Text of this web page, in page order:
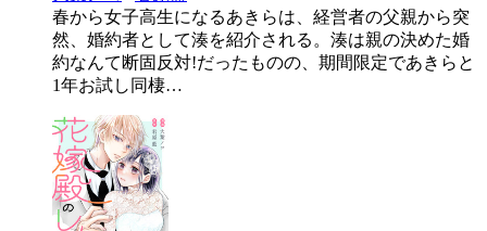
春から女子高生になるあきらは、経営者の父親から突
然、婚約者として湊を紹介される。湊は親の決めた婚
約なんて断固反対!だったものの、期間限定であきらと
1年お試し同棲…